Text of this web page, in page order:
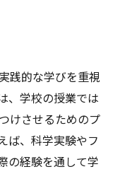
践的な学びを重視
、学校の授業では
けさせるためのプ
ば、科学実験やフ
の経験を通して学